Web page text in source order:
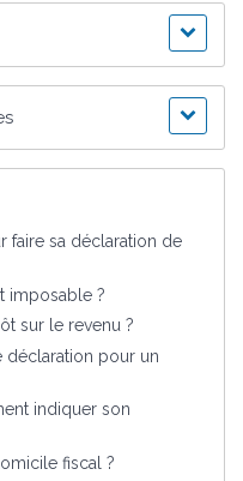
faire sa déclaration de
imposable ?
sur le revenu ?
déclaration pour un
indiquer son
fiscal ?